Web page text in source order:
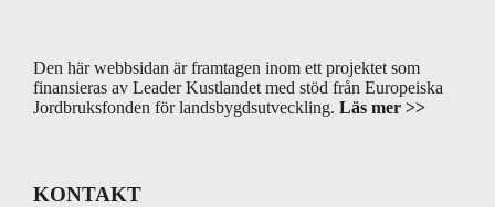
Den här webbsidan är framtagen inom ett projektet som
finansieras av Leader Kustlandet med stöd från Europeiska
Jordbruksfonden för landsbygdsutveckling. Läs mer >>
KONTAKT